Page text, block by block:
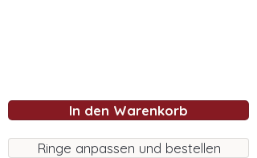
In den Warenkorb
Ringe anpassen und bestellen